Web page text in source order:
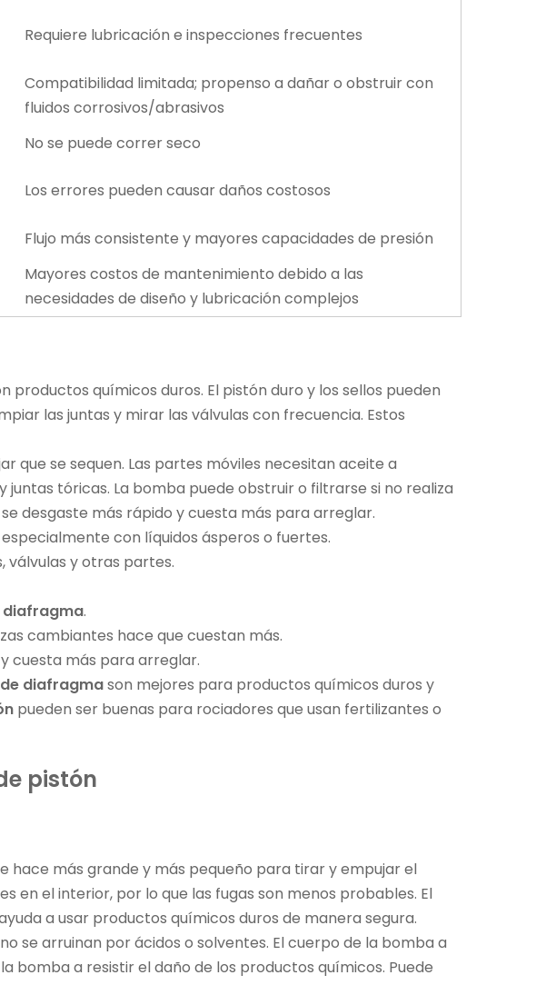
Requiere lubricación e inspecciones frecuentes
Compatibilidad limitada; propenso a dañar o obstruir con
fluidos corrosivos/abrasivos
No se puede correr seco
Los errores pueden causar daños costosos
Flujo más consistente y mayores capacidades de presión
Mayores costos de mantenimiento debido a las
necesidades de diseño y lubricación complejos
químicos duros. El pistón duro y los sellos pueden
las juntas y mirar las válvulas con frecuencia. Estos
que se sequen. Las partes móviles necesitan aceite a
tóricas. La bomba puede obstruir o filtrarse si no realiza
desgaste más rápido y cuesta más para arreglar.
con líquidos ásperos o fuertes.
válvulas y otras partes.
diafragma.
cambiantes hace que cuestan más.
cuesta más para arreglar.
diafragmason mejores para productos químicos duros y
pueden ser buenas para rociadores que usan fertilizantes o
pistón
hace más grande y más pequeño para tirar y empujar el
en el interior, por lo que las fugas son menos probables. El
a usar productos químicos duros de manera segura.
se arruinan por ácidos o solventes. El cuerpo de la bomba a
bomba a resistir el daño de los productos químicos. Puede